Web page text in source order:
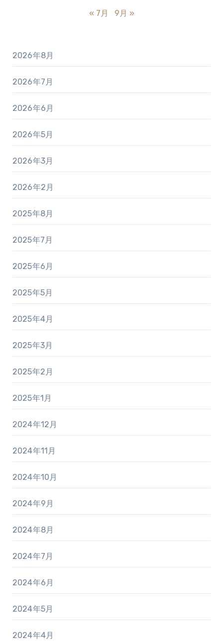
« 7月 9月 »
2026年8月
2026年7月
2026年6月
2026年5月
2026年3月
2026年2月
2025年8月
2025年7月
2025年6月
2025年5月
2025年4月
2025年3月
2025年2月
2025年1月
2024年12月
2024年11月
2024年10月
2024年9月
2024年8月
2024年7月
2024年6月
2024年5月
2024年4月